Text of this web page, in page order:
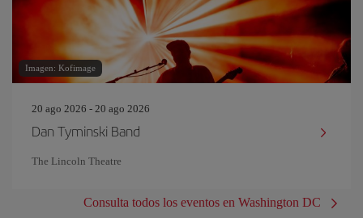
Imagen: Kofimage
20 ago 2026 - 20 ago 2026
Dan Tyminski Band
The Lincoln Theatre
Consulta todos los eventos en Washington DC